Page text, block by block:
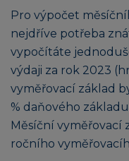
Pro výpočet
nejdříve potřeba
vypočítáte
výdaji za rok 2023
vyměřovací základ
% daňového
Měsíční vyměřovací
ročního